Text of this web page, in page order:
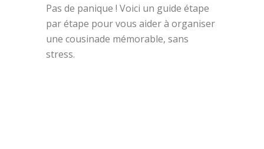
Pas de panique ! Voici un guide étape
par étape pour vous aider à organiser
une cousinade mémorable, sans
stress.